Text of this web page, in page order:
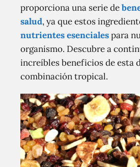
proporciona una serie de
salud, ya que estos
nutrientes esencialespara
organismo. Descubre a
increíbles beneficios de esta
combinación tropical.